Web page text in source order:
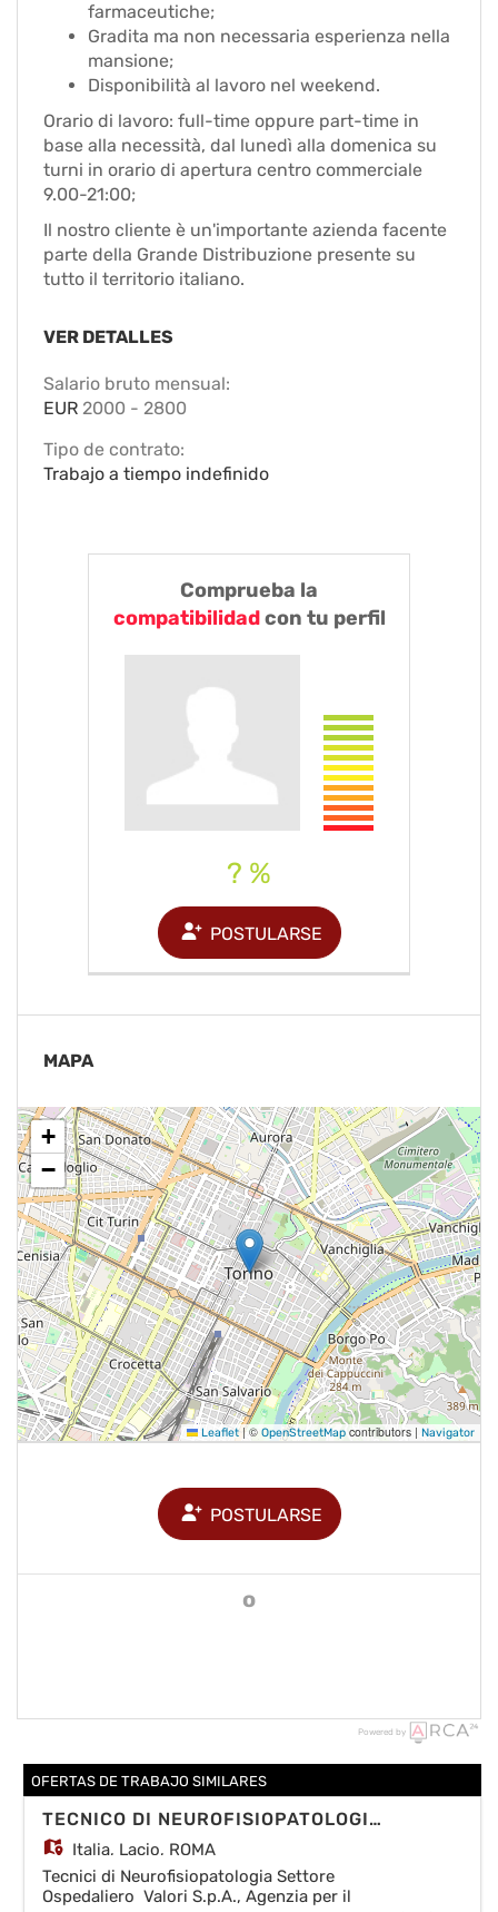
farmaceutiche;
Gradita ma non necessaria esperienza nella
mansione;
Disponibilità al lavoro nel weekend.
Orario di lavoro: full-time oppure part-time in
base alla necessità, dal lunedì alla domenica su
turni in orario di apertura centro commerciale
9.00-21:00;
Il nostro cliente è un'importante azienda facente
parte della Grande Distribuzione presente su
tutto il territorio italiano.
VER DETALLES
Salario bruto mensual:
EUR 2000 - 2800
Tipo de contrato:
Trabajo a tiempo indefinido
Comprueba la
compatibilidadcon tu perfil
? %
POSTULARSE
MAPA
+
−
Leaflet |© OpenStreetMap contributors | Navigator
POSTULARSE
o
Powered by
OFERTAS DE TRABAJO SIMILARES
TECNICO DI NEUROFISIOPATOLOGIA MONITORAGGI INTRAOPERATORI
Italia, Lacio, ROMA
Tecnici di Neurofisiopatologia Settore
Ospedaliero Valori S.p.A., Agenzia per il